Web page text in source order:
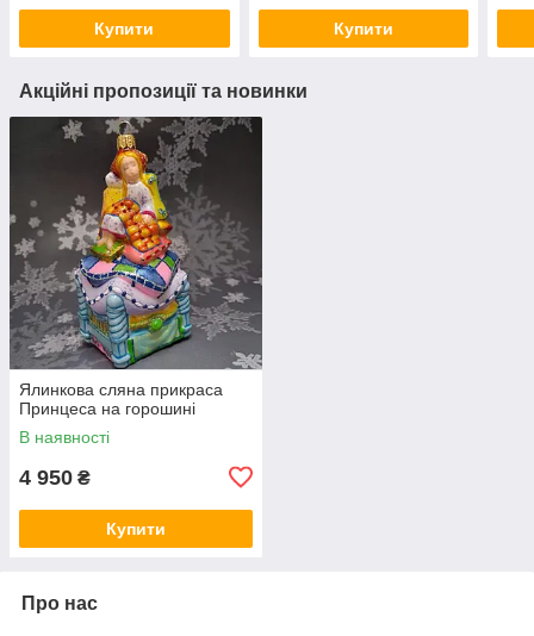
Купити Купити
Акційні пропозиції та новинки
Ялинкова сляна прикраса
Принцеса на горошині
В наявності
4 950 ₴
Купити
Про нас